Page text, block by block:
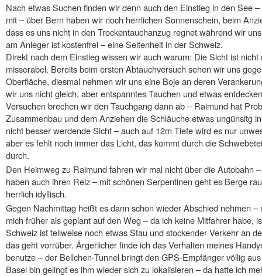
Nach etwas Suchen finden wir denn auch den Einstieg in den See
mit – über Bern haben wir noch herrlichen Sonnenschein, beim
dass es uns nicht in den Trockentauchanzug regnet während wir
am Anleger ist kostenfrei – eine Seltenheit in der Schweiz.
Direkt nach dem Einstieg wissen wir auch warum: Die Sicht ist
misserabel. Bereits beim ersten Abtauchversuch sehen wir uns
Oberfläche, diesmal nehmen wir uns eine Boje an deren
wir uns nicht gleich, aber entspanntes Tauchen und etwas
Versuchen brechen wir den Tauchgang dann ab – Raimund hat
Zusammenbau und dem Anziehen die Schläuche etwas ungünsitg
nicht besser werdende Sicht – auch auf 12m Tiefe wird es nur
aber es fehlt noch immer das Licht, das kommt durch die
durch.
Den Heimweg zu Raimund fahren wir mal nicht über die Autobahn
haben auch ihren Reiz – mit schönen Serpentinen geht es Berge
herrlich idyllisch.
Gegen Nachmittag heißt es dann schon wieder Abschied nehmen
mich früher als geplant auf den Weg – da ich keine Mitfahrer habe,
Schweiz ist teilweise noch etwas Stau und stockender Verkehr an
das geht vorrüber. Ärgerlicher finde ich das Verhalten meines
benutze – der Bellchen-Tunnel bringt den GPS-Empfänger völlig
Basel bin gelingt es ihm wieder sich zu lokalisieren – da hatte ich